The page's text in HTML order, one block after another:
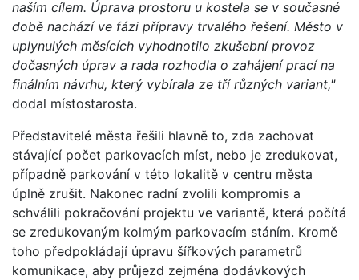
naším cílem. Úprava prostoru u kostela se v současné
době nachází ve fázi přípravy trvalého řešení. Město v
uplynulých měsících vyhodnotilo zkušební provoz
dočasných úprav a rada rozhodla o zahájení prací na
finálním návrhu, který vybírala ze tří různých variant,"
dodal místostarosta.
Představitelé města řešili hlavně to, zda zachovat
stávající počet parkovacích míst, nebo je zredukovat,
případně parkování v této lokalitě v centru města
úplně zrušit. Nakonec radní zvolili kompromis a
schválili pokračování projektu ve variantě, která počítá
se zredukovaným kolmým parkovacím stáním. Kromě
toho předpokládají úpravu šířkových parametrů
komunikace, aby průjezd zejména dodávkových